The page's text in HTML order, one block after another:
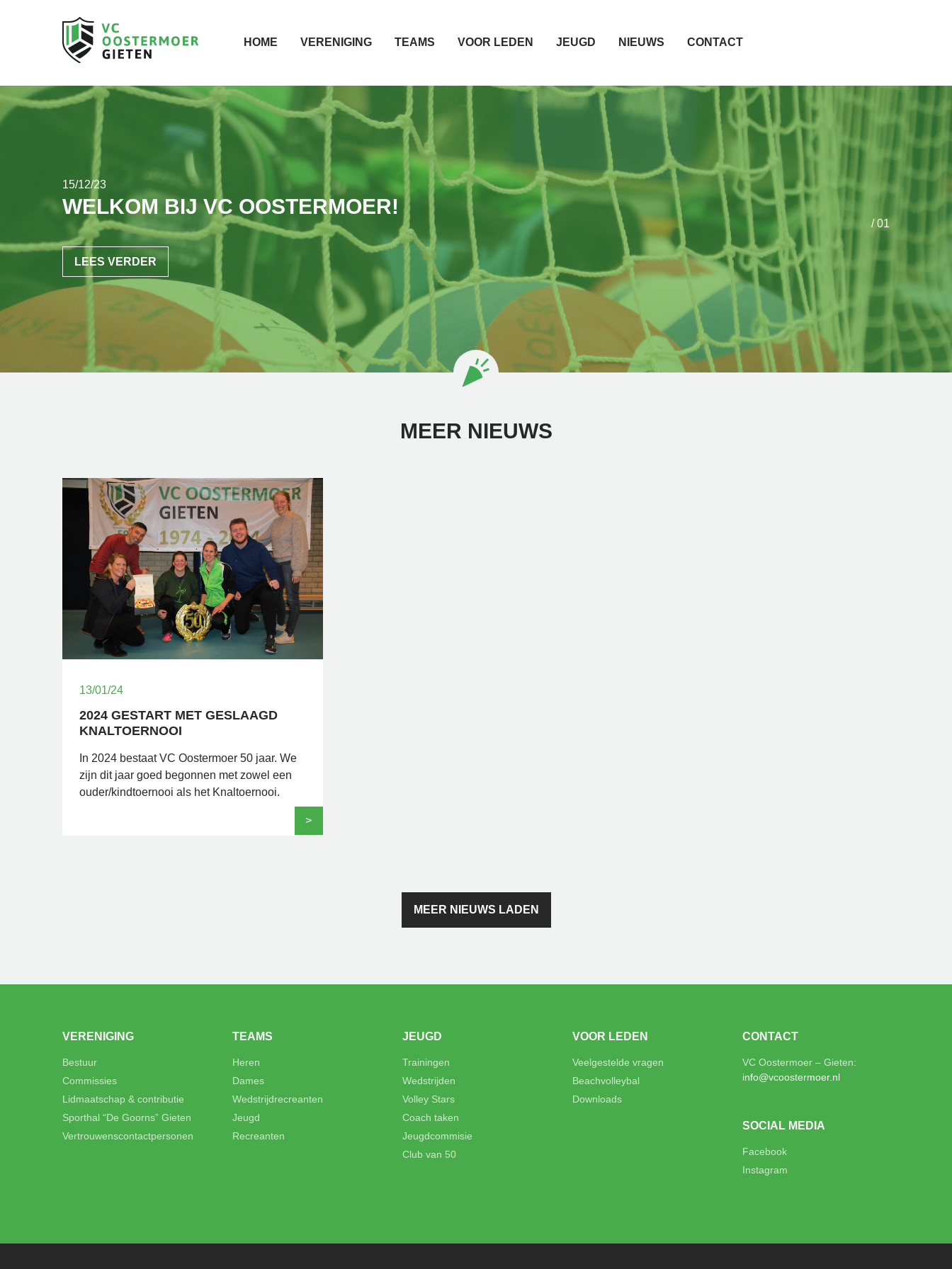
HOME VERENIGING TEAMS VOOR LEDEN JEUGD NIEUWS CONTACT
15/12/23
WELKOM BIJ VC OOSTERMOER!
LEES VERDER
/ 01
MEER NIEUWS
13/01/24
2024 GESTART MET GESLAAGD
KNALTOERNOOI
In 2024 bestaat VC Oostermoer 50 jaar. We
zijn dit jaar goed begonnen met zowel een
ouder/kindtoernooi als het Knaltoernooi.
>
MEER NIEUWS LADEN
VERENIGING
Bestuur
Commissies
Lidmaatschap & contributie
Sporthal “De Goorns” Gieten
Vertrouwenscontactpersonen
TEAMS
Heren
Dames
Wedstrijdrecreanten
Jeugd
Recreanten
JEUGD
Trainingen
Wedstrijden
Volley Stars
Coach taken
Jeugdcommisie
Club van 50
VOOR LEDEN
Veelgestelde vragen
Beachvolleybal
Downloads
CONTACT
VC Oostermoer – Gieten:
info@vcoostermoer.nl
SOCIAL MEDIA
Facebook
Instagram